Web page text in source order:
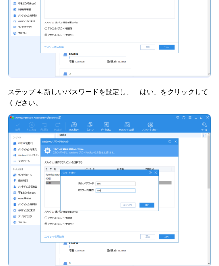
ステップ 4. 新しいパスワードを設定し、「はい」をクリックして
ください。